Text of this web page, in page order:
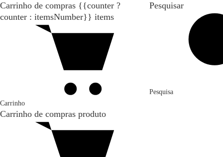
Carrinho de compras {{counter ?
counter : itemsNumber}} items
Carrinho
Carrinho de compras produto
Pesquisar
Pesquisa